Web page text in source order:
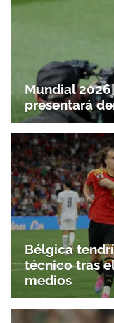
Mundial
presentará
Bélgica
técnico tras
medios